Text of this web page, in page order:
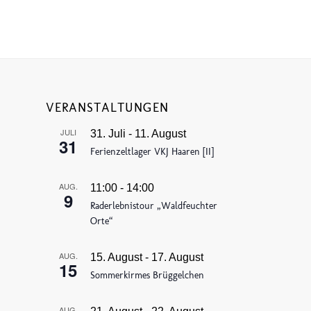
VERANSTALTUNGEN
JULI
31
31. Juli - 11. August
Ferienzeltlager VKJ Haaren [II]
AUG.
9
11:00 - 14:00
Raderlebnistour „Waldfeuchter
Orte“
AUG.
15
15. August- 17. August
Sommerkirmes Brüggelchen